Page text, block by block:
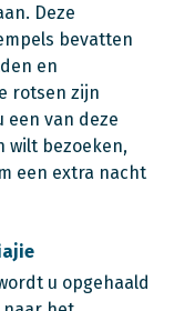
Deze
bevatten
en
rotsen zijn
een van deze
wilt bezoeken,
een extra nacht
u opgehaald